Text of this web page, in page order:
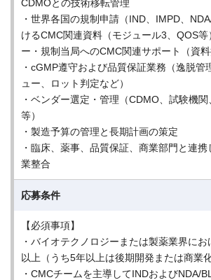
CDMOとの技術移転管理
・世界各国の規制申請（IND、IMPD、
けるCMC関連資料（モジュール3、QOS等
ー・規制当局へのCMC関連サポート（資料
・cGMP遵守および品質保証業務（逸脱管
ュー、ロット判定など）
・ベンダー選定・管理（CDMO、試験機
等）
・製造予算の管理と長期計画の策定
・臨床、薬事、品質保証、商業部門と連
業整合
応募条件
【必須事項】
・バイオテクノロジーまたは製薬業界に
以上（うち5年以上は後期開発または商業
・CMCチームを主導してINDおよびNDA/